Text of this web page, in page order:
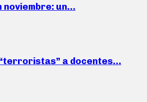
noviembre: un…
a docentes…